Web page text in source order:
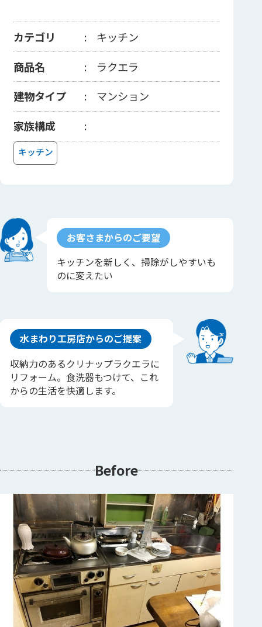
カテゴリ
キッチン
商品名
ラクエラ
建物タイプ
マンション
家族構成
キッチン
お客さまからのご要望
キッチンを新しく、掃除がしやすいも
のに変えたい
水まわり工房店からのご提案
収納力のあるクリナップラクエラに
リフォーム。食洗器もつけて、これ
からの生活を快適します。
Before